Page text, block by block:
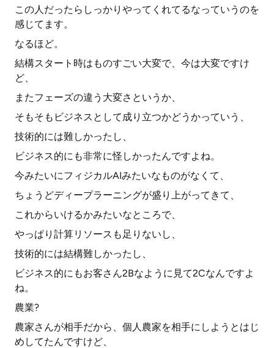
この人だったらしっかりやってくれてるなっていうのを
感じてます。
なるほど。
結構スタート時はものすごい大変で、今は大変ですけ
ど、
またフェーズの違う大変さというか、
そもそもビジネスとして成り立つかどうかっていう、
技術的には難しかったし、
ビジネス的にも非常に怪しかったんですよね。
今みたいにフィジカルAIみたいなものがなくて、
ちょうどディープラーニングが盛り上がってきて、
これからいけるかみたいなところで、
やっぱり計算リソースも足りないし、
技術的には結構難しかったし、
ビジネス的にもお客さん2Bなように見て2Cなんですよ
ね。
農業?
農家さんが相手だから、個人農家を相手にしようとはじ
めしてたんですけど、